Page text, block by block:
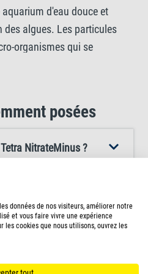
d'eau douce et
algues. Les particules
organismes qui se
décomposent
Les particules visibles
est sans danger pour
Il favorise même la
naturelles, utilisées par
d'alimentation. Pour
optimales, maintenez des
dans votre aquarium, par
posées
NitrateMinus ?
Tetra
données de nos visiteurs, améliorer notre
et vous faire vivre une expérience
cookies que nous utilisons, ouvrez les